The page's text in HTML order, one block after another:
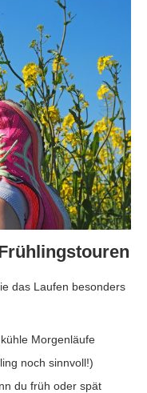
das Laufen besonders
Morgenläufe
noch sinnvoll!)
du früh oder spät